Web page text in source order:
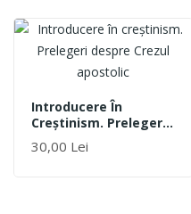
Introducere În
Creştinism. Prelegeri
Despre Crezul
Apostolic
30,00 Lei